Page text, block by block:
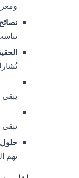
يبقى
تبقى
تهم